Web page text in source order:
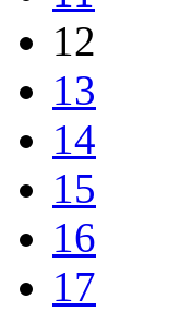
12
13
14
15
16
17